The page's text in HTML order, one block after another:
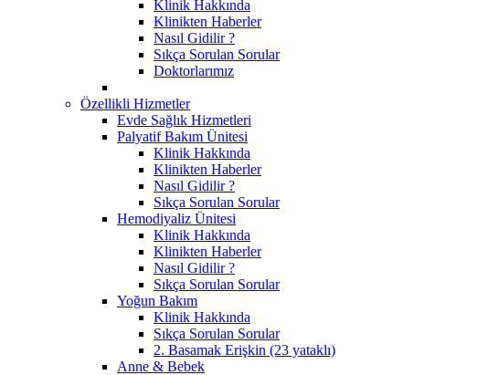
Klinik Hakkında
Klinikten Haberler
Nasıl Gidilir ?
Sıkça Sorulan Sorular
Doktorlarımız
Özellikli Hizmetler
Evde Sağlık Hizmetleri
Palyatif Bakım Ünitesi
Klinik Hakkında
Klinikten Haberler
Nasıl Gidilir ?
Sıkça Sorulan Sorular
Hemodiyaliz Ünitesi
Klinik Hakkında
Klinikten Haberler
Nasıl Gidilir ?
Sıkça Sorulan Sorular
Yoğun Bakım
Klinik Hakkında
Sıkça Sorulan Sorular
2. Basamak Erişkin (23 yataklı)
Anne & Bebek